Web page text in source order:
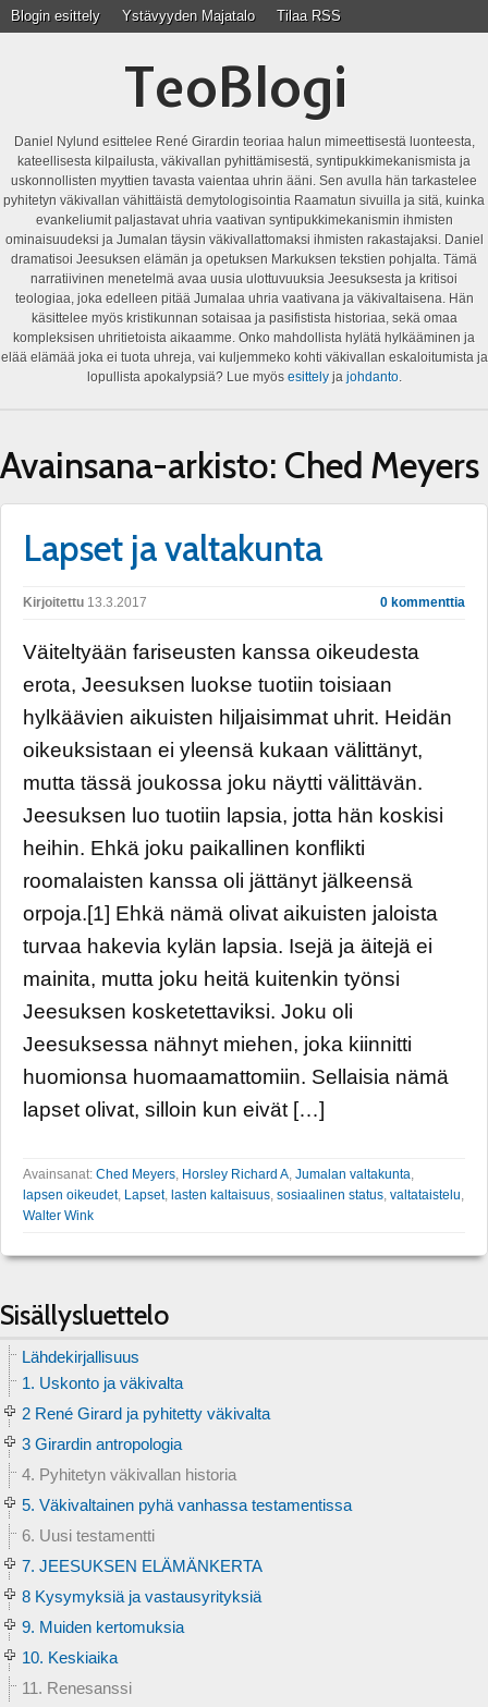
Blogin esittely Ystävyyden Majatalo Tilaa RSS
TeoBlogi
Daniel Nylund esittelee René Girardin teoriaa halun mimeettisestä luonteesta,
kateellisesta kilpailusta, väkivallan pyhittämisestä, syntipukkimekanismista ja
uskonnollisten myyttien tavasta vaientaa uhrin ääni. Sen avulla hän tarkastelee
pyhitetyn väkivallan vähittäistä demytologisointia Raamatun sivuilla ja sitä, kuinka
evankeliumit paljastavat uhria vaativan syntipukkimekanismin ihmisten
ominaisuudeksi ja Jumalan täysin väkivallattomaksi ihmisten rakastajaksi. Daniel
dramatisoi Jeesuksen elämän ja opetuksen Markuksen tekstien pohjalta. Tämä
narratiivinen menetelmä avaa uusia ulottuvuuksia Jeesuksesta ja kritisoi
teologiaa, joka edelleen pitää Jumalaa uhria vaativana ja väkivaltaisena. Hän
käsittelee myös kristikunnan sotaisaa ja pasifistista historiaa, sekä omaa
kompleksisen uhritietoista aikaamme. Onko mahdollista hylätä hylkääminen ja
elää elämää joka ei tuota uhreja, vai kuljemmeko kohti väkivallan eskaloitumista ja
lopullista apokalypsiä? Lue myös esittelyja johdanto.
Avainsana-arkisto: Ched Meyers
Lapset ja valtakunta
Kirjoitettu 13.3.2017 0 kommenttia
Väiteltyään fariseusten kanssa oikeudesta
erota, Jeesuksen luokse tuotiin toisiaan
hylkäävien aikuisten hiljaisimmat uhrit. Heidän
oikeuksistaan ei yleensä kukaan välittänyt,
mutta tässä joukossa joku näytti välittävän.
Jeesuksen luo tuotiin lapsia, jotta hän koskisi
heihin. Ehkä joku paikallinen konflikti
roomalaisten kanssa oli jättänyt jälkeensä
orpoja.[1] Ehkä nämä olivat aikuisten jaloista
turvaa hakevia kylän lapsia. Isejä ja äitejä ei
mainita, mutta joku heitä kuitenkin työnsi
Jeesuksen kosketettaviksi. Joku oli
Jeesuksessa nähnyt miehen, joka kiinnitti
huomionsa huomaamattomiin. Sellaisia nämä
lapset olivat, silloin kun eivät […]
Avainsanat: Ched Meyers Horsley Richard A Jumalan valtakunta
lapsen oikeudet, Lapset, lasten kaltaisuus sosiaalinen status valtataistelu
Walter Wink
Sisällysluettelo
Lähdekirjallisuus
1. Uskonto ja väkivalta
2 René Girard ja pyhitetty väkivalta
3 Girardin antropologia
4. Pyhitetyn väkivallan historia
5. Väkivaltainen pyhä vanhassa testamentissa
6. Uusi testamentti
7. JEESUKSEN ELÄMÄNKERTA
8 Kysymyksiä ja vastausyrityksiä
9. Muiden kertomuksia
10. Keskiaika
11. Renesanssi